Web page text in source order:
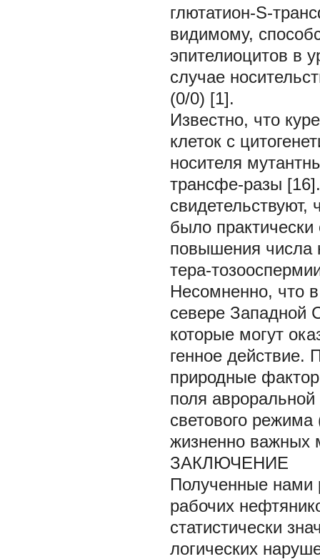
глютатион-S-
видимому,
эпителиоцитов в
случае
(0/0) [1].
Известно, что
клеток с
носителя
трансфе-разы
свидетельствуют,
было
повышения числа
тера-
Несомненно, что
севере Западной
которые могут
генное действие.
природные
поля
светового
жизненно важных
ЗАКЛЮЧЕНИЕ
Полученные нами
рабочих
статистически
логических